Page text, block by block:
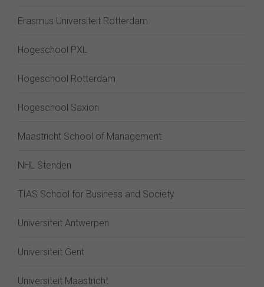
Erasmus Universiteit Rotterdam
Hogeschool PXL
Hogeschool Rotterdam
Hogeschool Saxion
Maastricht School of Management
NHL Stenden
TIAS School for Business and Society
Universiteit Antwerpen
Universiteit Gent
Universiteit Maastricht